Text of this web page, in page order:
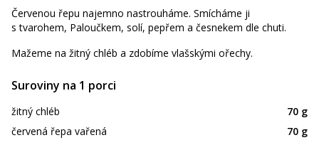
Červenou řepu najemno nastrouháme. Smícháme ji
s tvarohem, Paloučkem, solí, pepřem a česnekem dle chuti.
Mažeme na žitný chléb a zdobíme vlašskými ořechy.
Suroviny na 1 porci
žitný chléb
70 g
červená řepa vařená
70 g